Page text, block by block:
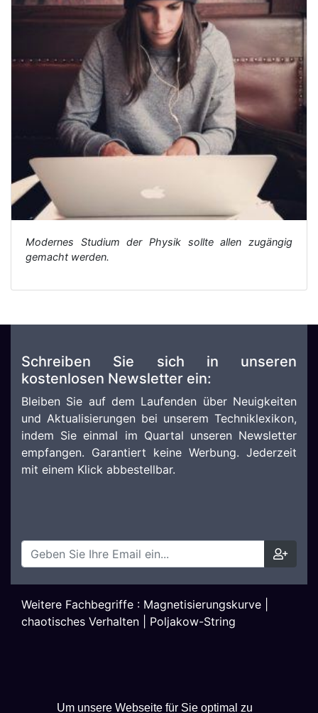
Um unsere Webseite für Sie optimal zu
Modernes Studium der Physik sollte allen zugängig
gemacht werden.
Schreiben Sie sich in unseren
kostenlosen Newsletter ein:
Bleiben Sie auf dem Laufenden über Neuigkeiten
und Aktualisierungen bei unserem Techniklexikon,
indem Sie einmal im Quartal unseren Newsletter
empfangen. Garantiert keine Werbung. Jederzeit
mit einem Klick abbestellbar.
Weitere Fachbegriffe : Magnetisierungskurve
chaotisches Verhalten
Poljakow-String